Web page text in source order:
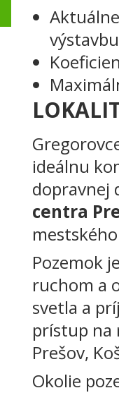
ideálnu
dopravnej
centra
Pozemok
ruchom a
svetla a
prístup
Prešov,
Okolie